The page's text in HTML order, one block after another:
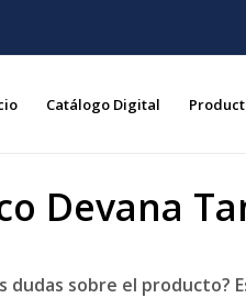
Catálogo Digital
Devana
dudas sobre el producto?